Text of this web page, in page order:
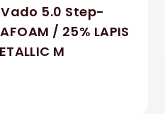
5.0 Step-
/ 25% LAPIS
M